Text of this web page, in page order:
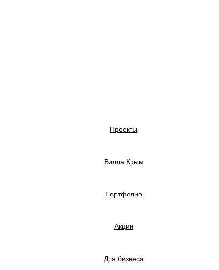
Проекты
Вилла Крым
Портфолио
Акции
Для бизнеса